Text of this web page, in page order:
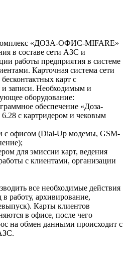
«ДОЗА-ОФИС-MIFARE»
в составе сети АЗС и
работы предприятия в системе
Карточная система сети
карт с
записи. Необходимым и
оборудование:
обеспечение «Доза-
с картридером и чековым
с офисом (Dial-Up модемы, GSM-
для эмиссии карт, ведения
с клиентами, организации
все необходимые действия
работу, архивирование,
Карты клиентов
в офисе, после чего
на обмен данными происходит с